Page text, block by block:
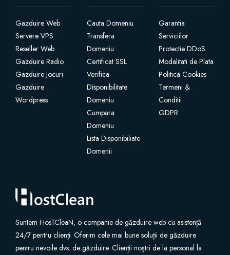
Aplicatii Mobil
منشئ مواقع الويب
خدمات البريد الإلكتروني
Website Backup
VPN
SEO Tools
Gazduire Web
Servere VPS
Reseller Web
Gazduire Radio
Gazduire Jocuri
Gazduire
Wordpress
Cauta Domeniu
Transfera
Domeniu
Certificat SSL
Verifica
Disponibilitate
Domeniu
Cumpara
Domeniu
Lista Disponibiliate
Domenii
Garantia
Serviciilor
Protectie DDoS
Modalitati de Plata
Politica Cookies
Termeni &
Conditii
GDPR
Suntem HosTCleaN, o companie de găzduire web cu asistență
24/7 pentru clienți. Oferim cele mai bune soluții de găzduire
pentru nevoile dvs. de găzduire. Clienții noștri de la personal la